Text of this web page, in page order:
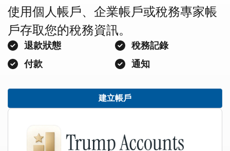
使用個人帳戶、企業帳戶或稅務專家帳
戶存取您的稅務資訊。
退款狀態
稅務記錄
付款
通知
建立帳戶